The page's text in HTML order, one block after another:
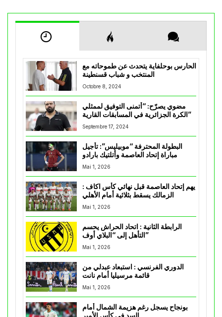
الحارس بوحلفاية يتحدث عن طموحاته مع
المنتخب و شباب قسنطينة
Octobre 8, 2024
مضوي يصرّح: “أتمنى التوفيق لممثلي
الكرة الجزائرية في المسابقات القارية”
Septembre 17, 2024
البطولة المحترفة “موبيليس”: تأجيل
مباراة إتحاد العاصمة وأتلتيك بارادو
Mai 1, 2026
يهم إتحاد العاصمة قبل نهائي كأس اكاف :
Mai 1, 2026
الرابطة الثانية : اتحاد الحراش يحسم
التأهل إلى “البلاي أوف”
Mai 1, 2026
الدوري الفرنسي : استبعاد عبدلي من
قائمة مرسيليا أمام نانت
Mai 1, 2026
بونجاح يسجل رغم هزيمة الشمال أمام
السد في كأس الأمير